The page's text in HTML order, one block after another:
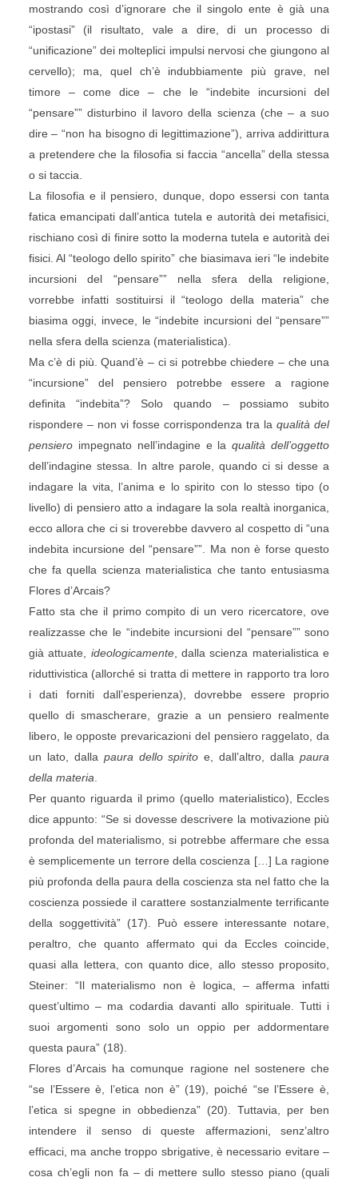
mostrando così d’ignorare che il singolo ente è già una
“ipostasi” (il risultato, vale a dire, di un processo di
“unificazione” dei molteplici impulsi nervosi che giungono al
cervello); ma, quel ch’è indubbiamente più grave, nel
timore – come dice – che le “indebite incursioni del
“pensare”” disturbino il lavoro della scienza (che – a suo
dire – “non ha bisogno di legittimazione”), arriva addirittura
a pretendere che la filosofia si faccia “ancella” della stessa
o si taccia.
La filosofia e il pensiero, dunque, dopo essersi con tanta
fatica emancipati dall’antica tutela e autorità dei metafisici,
rischiano così di finire sotto la moderna tutela e autorità dei
fisici. Al “teologo dello spirito” che biasimava ieri “le indebite
incursioni del “pensare”” nella sfera della religione,
vorrebbe infatti sostituirsi il “teologo della materia” che
biasima oggi, invece, le “indebite incursioni del “pensare””
nella sfera della scienza (materialistica).
Ma c’è di più. Quand’è – ci si potrebbe chiedere – che una
“incursione” del pensiero potrebbe essere a ragione
definita “indebita”? Solo quando – possiamo subito
rispondere – non vi fosse corrispondenza tra laqualità del
pensieroimpegnato nell’indagine e laqualità dell’oggetto
dell’indagine stessa. In altre parole, quando ci si desse a
indagare la vita, l’anima e lo spirito con lo stesso tipo (o
livello) di pensiero atto a indagare la sola realtà inorganica,
ecco allora che ci si troverebbe davvero al cospetto di “una
indebita incursione del “pensare””. Ma non è forse questo
che fa quella scienza materialistica che tanto entusiasma
Flores d’Arcais?
Fatto sta che il primo compito di un vero ricercatore, ove
realizzasse che le “indebite incursioni del “pensare”” sono
già attuate, ideologicamente, dalla scienza materialistica e
riduttivistica (allorché si tratta di mettere in rapporto tra loro
i dati forniti dall’esperienza), dovrebbe essere proprio
quello di smascherare, grazie a un pensiero realmente
libero, le opposte prevaricazioni del pensiero raggelato, da
un lato, dalla paura dello spiritoe, dall’altro, dallapaura
della materia
Per quanto riguarda il primo (quello materialistico), Eccles
dice appunto: “Se si dovesse descrivere la motivazione più
profonda del materialismo, si potrebbe affermare che essa
è semplicemente un terrore della coscienza […] La ragione
più profonda della paura della coscienza sta nel fatto che la
coscienza possiede il carattere sostanzialmente terrificante
della soggettività” (17). Può essere interessante notare,
peraltro, che quanto affermato qui da Eccles coincide,
quasi alla lettera, con quanto dice, allo stesso proposito,
Steiner: “Il materialismo non è logica, – afferma infatti
quest’ultimo – ma codardia davanti allo spirituale. Tutti i
suoi argomenti sono solo un oppio per addormentare
questa paura” (18).
Flores d’Arcais ha comunque ragione nel sostenere che
“se l’Essere è, l’etica non è” (19), poiché “se l’Essere è,
l’etica si spegne in obbedienza” (20). Tuttavia, per ben
intendere il senso di queste affermazioni, senz’altro
efficaci, ma anche troppo sbrigative, è necessario evitare –
cosa ch’egli non fa – di mettere sullo stesso piano (quali